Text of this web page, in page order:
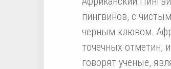
пингвинов, с
черным клювом.
точечных отметин,
говорят ученые,